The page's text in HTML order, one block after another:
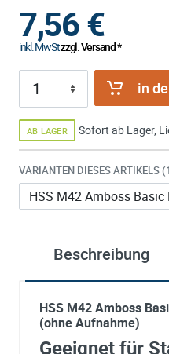
7,56€
inkl. MwStzzgl. Versand *
in
AB LAGER Sofort ab Lager,
VARIANTEN DIESES ARTIKELS
Beschreibung
HSS M42 Amboss
(ohne Aufnahme)
Geeignet für